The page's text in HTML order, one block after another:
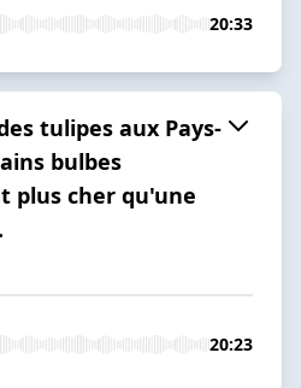
20:33
tulipes aux Pays-
bulbes
plus cher qu'une
20:23